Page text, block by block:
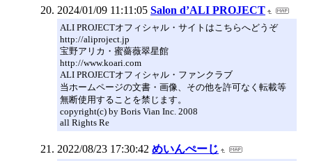
2024/01/09 11:11:05 Salon d’ALI PROJECT
ALI PROJECTオフィシャル・サイトはこちらへどうぞ
http://aliproject.jp
宝野アリカ・蜜薔薇翠星館
http://www.koari.com
ALI PROJECTオフィシャル・ファンクラブ
当ホームページの文書・画像、その他を許可なく転載等
無断使用することを禁じます。
copyright(c) by Boris Vian Inc. 2008
all Rights Re
2022/08/23 17:30:42 めいんぺーじ